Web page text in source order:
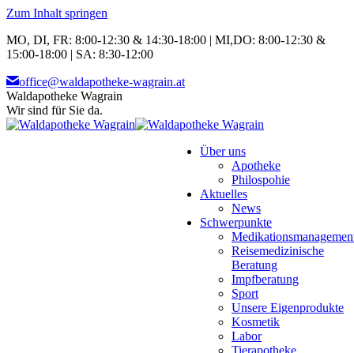
Zum Inhalt springen
MO, DI, FR: 8:00-12:30 & 14:30-18:00 | MI,DO: 8:00-12:30 &
15:00-18:00 | SA: 8:30-12:00
office@waldapotheke-wagrain.at
Waldapotheke Wagrain
Wir sind für Sie da.
Über uns
Apotheke
Philospohie
Aktuelles
News
Schwerpunkte
Reisemedizinische
Beratung
Impfberatung
Sport
Unsere Eigenprodukte
Kosmetik
Labor
Tierapotheke